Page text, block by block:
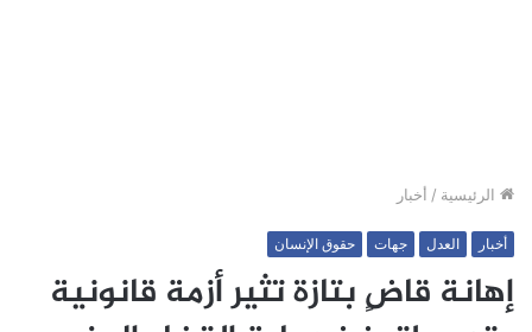
الرئيسية / أخبار
أخبار العدل جهات حقوق الإنسان
إهانة قاضٍ بتازة تثير أزمة قانونية